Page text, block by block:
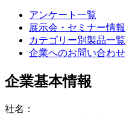
アンケート一覧
展示会・セミナー情報
カテゴリー別製品一覧
企業へのお問い合わせ
企業基本情報
社名：